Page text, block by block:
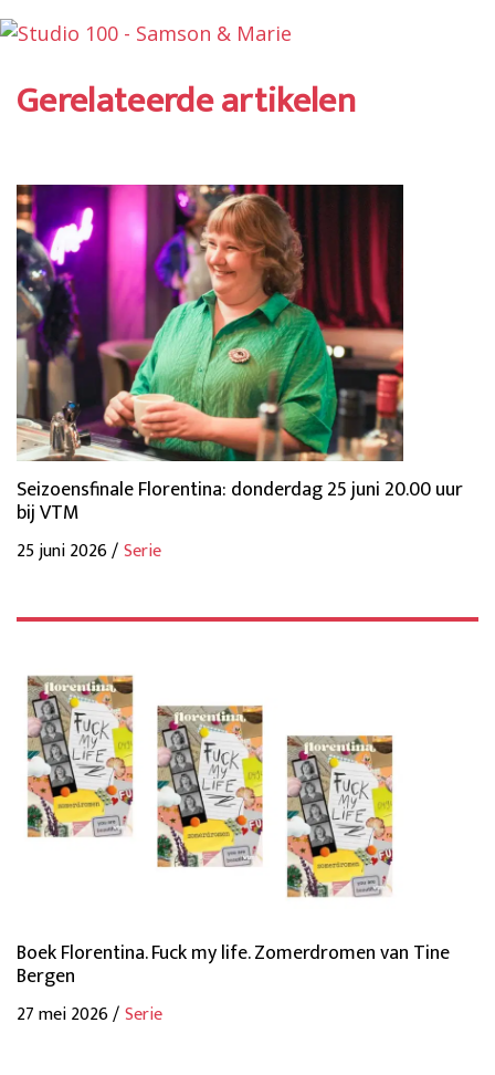
Gerelateerde artikelen
Seizoensfinale Florentina: donderdag 25 juni 20.00 uur
bij VTM
25 juni 2026 /Serie
Boek Florentina. Fuck my life. Zomerdromen van Tine
Bergen
27 mei 2026 /Serie